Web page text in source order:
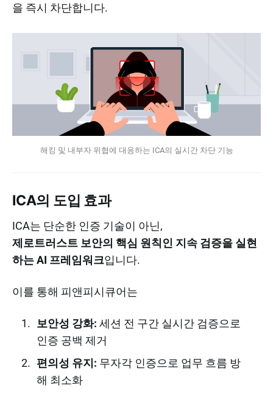
을 즉시 차단합니다.
해킹 및 내부자 위협에 대응하는 ICA의 실시간 차단 기능
ICA의 도입 효과
ICA는 단순한 인증 기술이 아닌,
제로트러스트 보안의 핵심 원칙인 지속 검증을 실현
하는 AI 프레임워크입니다.
이를 통해 피앤피시큐어는
보안성 강화: 세션 전 구간 실시간 검증으로
인증 공백 제거
편의성 유지: 무자각 인증으로 업무 흐름 방
해 최소화